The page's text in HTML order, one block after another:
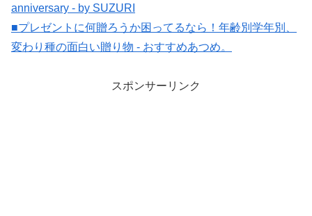
anniversary - by SUZURI
■プレゼントに何贈ろうか困ってるなら！年齢別学年別、
変わり種の面白い贈り物 - おすすめあつめ。
スポンサーリンク